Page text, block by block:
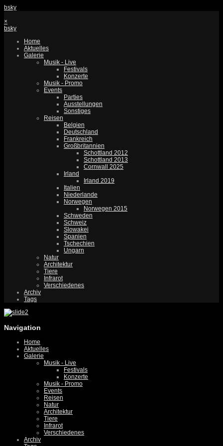
bsky
×
bsky
Home
Aktuelles
Galerie
Musik - Live
Festivals
Konzerte
Musik - Promo
Events
Parties
Ausstellungen
Sonstiges
Reisen
Belgien
Deutschland
Frankreich
Großbritannien
Schottland 2012
Schottland 2013
Cornwall 2025
Irland
Irland 2019
Italien
Niederlande
Norwegen
Norwegen 2015
Schweden
Schweiz
Slowakei
Spanien
Tschechien
Ungarn
Natur
Architektur
Tiere
Infrarot
Verschiedenes
Archiv
Tags
Navigation
Home
Aktuelles
Galerie
Musik - Live
Festivals
Konzerte
Musik - Promo
Events
Reisen
Natur
Architektur
Tiere
Infrarot
Verschiedenes
Archiv